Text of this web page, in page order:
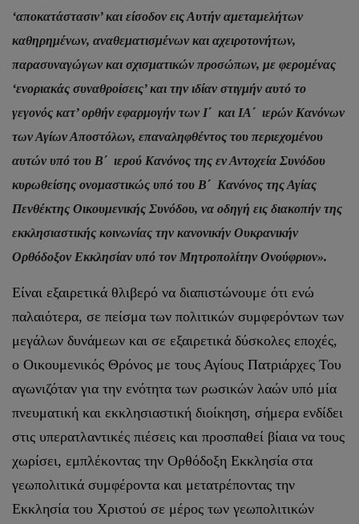
‘αποκατάστασιν’ και είσοδον εις Αυτήν αμεταμελήτων
καθηρημένων, αναθεματισμένων και αχειροτονήτων,
παρασυναγώγων και σχισματικών προσώπων, με φερομένας
‘ενοριακάς συναθροίσεις’ και την ιδίαν στιγμήν αυτό το
γεγονός κατ’ ορθήν εφαρμογήν των Ι΄ και ΙΑ΄ ιερών Κανόνων
των Αγίων Αποστόλων, επαναληφθέντος του περιεχομένου
αυτών υπό του Β΄ ιερού Κανόνος της εν Αντοχεία Συνόδου
κυρωθείσης ονομαστικώς υπό του Β΄ Κανόνος της Αγίας
Πενθέκτης Οικουμενικής Συνόδου, να οδηγή εις διακοπήν της
εκκλησιαστικής κοινωνίας την κανονικήν Ουκρανικήν
Ορθόδοξον Εκκλησίαν υπό τον Μητροπολίτην Ονούφριον».
Είναι εξαιρετικά θλιβερό να διαπιστώνουμε ότι ενώ
παλαιότερα, σε πείσμα των πολιτικών συμφερόντων των
μεγάλων δυνάμεων και σε εξαιρετικά δύσκολες εποχές,
ο Οικουμενικός Θρόνος με τους Αγίους Πατριάρχες Του
αγωνιζόταν για την ενότητα των ρωσικών λαών υπό μία
πνευματική και εκκλησιαστική διοίκηση, σήμερα ενδίδει
στις υπερατλαντικές πιέσεις και προσπαθεί βίαια να τους
χωρίσει, εμπλέκοντας την Ορθόδοξη Εκκλησία στα
γεωπολιτικά συμφέροντα και μετατρέποντας την
Εκκλησία του Χριστού σε μέρος των γεωπολιτικών